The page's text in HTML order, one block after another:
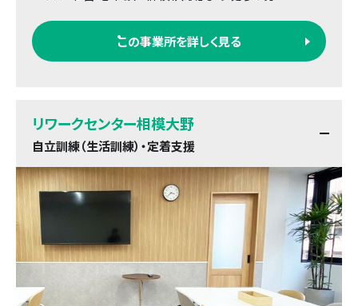
この事業所を詳しく見る
リワークセンター相模大野
自立訓練（生活訓練）・定着支援